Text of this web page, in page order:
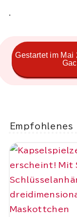
.
Gestartet im Mai
Empfohlenes